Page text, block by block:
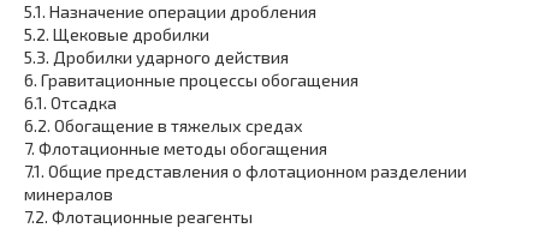
5.1. Назначение операции дробления
5.2. Щековые дробилки
5.3. Дробилки ударного действия
6. Гравитационные процессы обогащения
6.1. Отсадка
6.2. Обогащение в тяжелых средах
7. Флотационные методы обогащения
7.1. Общие представления о флотационном разделении
минералов
7.2. Флотационные реагенты